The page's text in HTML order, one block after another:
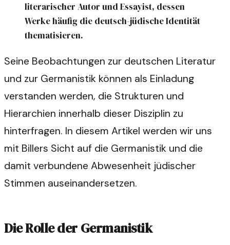
literarischer Autor und Essayist, dessen
Werke häufig die deutsch-jüdische Identität
thematisieren.
Seine Beobachtungen zur deutschen Literatur
und zur Germanistik können als Einladung
verstanden werden, die Strukturen und
Hierarchien innerhalb dieser Disziplin zu
hinterfragen. In diesem Artikel werden wir uns
mit Billers Sicht auf die Germanistik und die
damit verbundene Abwesenheit jüdischer
Stimmen auseinandersetzen.
Die Rolle der Germanistik